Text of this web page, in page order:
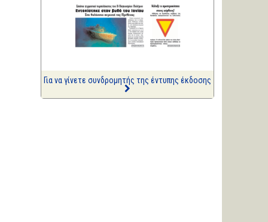
ΑΡΙΩΝ
Ιστορίες Καθημερινής
Τρέλας
Για να γίνετε συνδρομητής της έντυπης έκδοσης